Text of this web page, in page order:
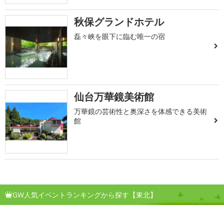
秋保グランドホテル
磊々峡を眼下に臨む唯一の宿
仙台万華鏡美術館
万華鏡の芸術性と奥深さを体感できる美術
館
GW人気イベントランキングから探す【東北】